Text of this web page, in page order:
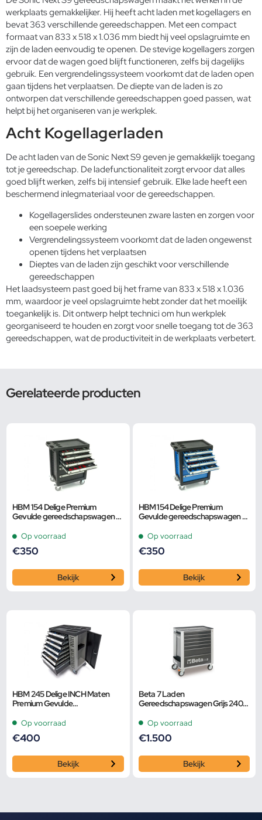
werkplaats gemakkelijker. Hij heeft acht laden met kogellagers en
bevat 363 verschillende gereedschappen. Met een compact
formaat van 833 x 518 x 1.036 mm biedt hij veel opslagruimte en
zijn de laden eenvoudig te openen. De stevige kogellagers zorgen
ervoor dat de wagen goed blijft functioneren, zelfs bij dagelijks
gebruik. Een vergrendelingssysteem voorkomt dat de laden open
gaan tijdens het verplaatsen. De diepte van de laden is zo
ontworpen dat verschillende gereedschappen goed passen, wat
helpt bij het organiseren van je werkplek.
Acht Kogellagerladen
De acht laden van de Sonic Next S9 geven je gemakkelijk toegang
tot je gereedschap. De ladefunctionaliteit zorgt ervoor dat alles
goed blijft werken, zelfs bij intensief gebruik. Elke lade heeft een
beschermend inlegmateriaal voor de gereedschappen.
Kogellagerslides ondersteunen zware lasten en zorgen voor
een soepele werking
Vergrendelingssysteem voorkomt dat de laden ongewenst
openen tijdens het verplaatsen
Dieptes van de laden zijn geschikt voor verschillende
gereedschappen
Het laadsysteem past goed bij het frame van 833 x 518 x 1.036
mm, waardoor je veel opslagruimte hebt zonder dat het moeilijk
toegankelijk is. Dit ontwerp helpt technici om hun werkplek
georganiseerd te houden en zorgt voor snelle toegang tot de 363
gereedschappen, wat de productiviteit in de werkplaats verbetert.
Gerelateerde producten
HBM 154 Delige Premium
Gevulde gereedschapswagen –
Op voorraad
€350
Bekijk
HBM 154 Delige Premium
Gevulde gereedschapswagen –
Op voorraad
€350
Bekijk
HBM 245 Delige INCH Maten
Premium Gevulde
en Carbon Inlays
Op voorraad
€400
Bekijk
Beta 7 Laden
Gereedschapswagen Grijs 240
Op voorraad
€1.500
Bekijk